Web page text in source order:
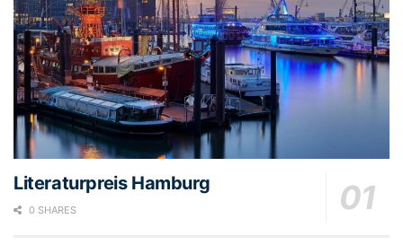
Literaturpreis Hamburg
0 SHARES